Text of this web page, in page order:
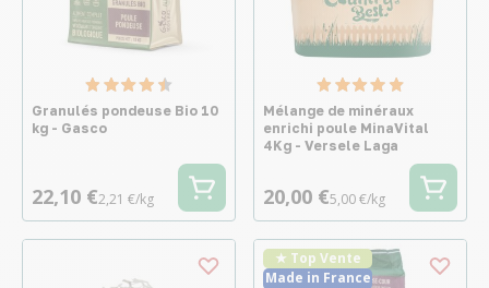
Granulés pondeuse Bio 10
kg - Gasco
22,10 €2,21 €/kg
Mélange de minéraux
enrichi poule MinaVital
4Kg - Versele Laga
20,00 €5,00 €/kg
★ Top Vente
Made in France